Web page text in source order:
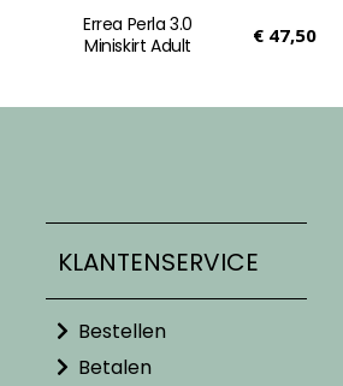
Errea Perla 3.0
Miniskirt Adult
€47,50
KLANTENSERVICE
Bestellen
Betalen